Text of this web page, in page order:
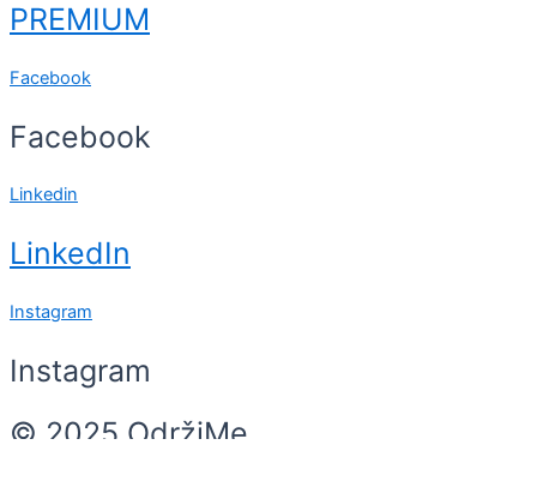
PREMIUM
Facebook
Facebook
Linkedin
LinkedIn
Instagram
Instagram
© 2025 OdržiMe